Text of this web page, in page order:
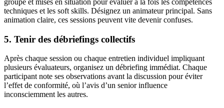
techniques et les soft skills. Désignez un animateur principal. Sans
animation claire, ces sessions peuvent vite devenir confuses.
5. Tenir des débriefings collectifs
Après chaque session ou chaque entretien individuel impliquant
plusieurs évaluateurs, organisez un débriefing immédiat. Chaque
participant note ses observations avant la discussion pour éviter
l’effet de conformité, où l’avis d’un senior influence
inconsciemment les autres.